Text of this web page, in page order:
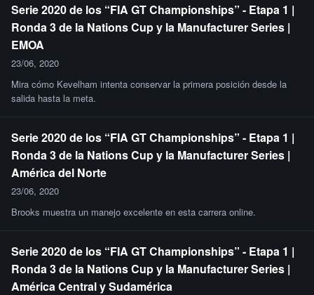
Serie 2020 de los “FIA GT Championships” - Etapa 1 |
Ronda 3 de la Nations Cup y la Manufacturer Series |
EMOA
23/06, 2020
Mira cómo Kevelham intenta conservar la primera posición desde la
salida hasta la meta.
Serie 2020 de los “FIA GT Championships” - Etapa 1 |
Ronda 3 de la Nations Cup y la Manufacturer Series |
América del Norte
23/06, 2020
Brooks muestra un manejo excelente en esta carrera online.
Serie 2020 de los “FIA GT Championships” - Etapa 1 |
Ronda 3 de la Nations Cup y la Manufacturer Series |
América Central y Sudamérica